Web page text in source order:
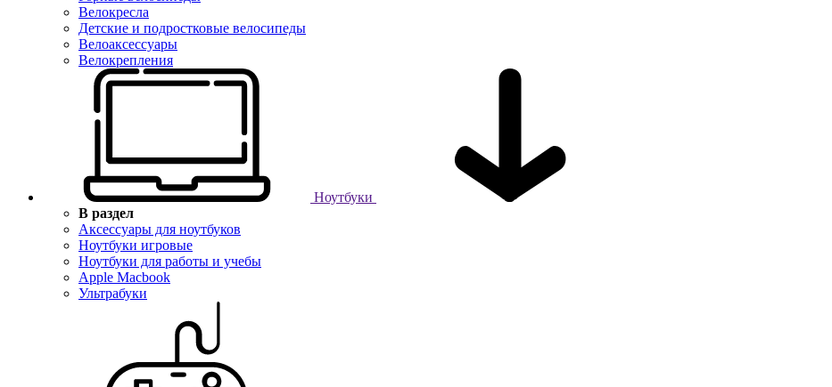
Велокресла
Детские и подростковые велосипеды
Велоаксессуары
Велокрепления
Ноутбуки
В раздел
Аксессуары для ноутбуков
Ноутбуки игровые
Ноутбуки для работы и учебы
Apple Macbook
Ультрабуки